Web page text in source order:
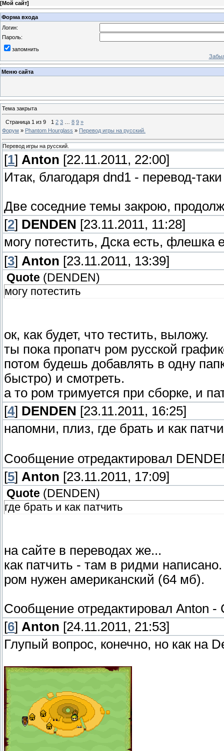
[Мой сайт]
Форма входа
Логин:
Пароль:
запомнить
Меню сайта
Тема закрыта
Страница 1 из 9 1 2 3 8 9 »
Форум » Phantom Hourglass » Перевод игры на русский.
Перевод игры на русский.
[1] Anton [22.11.2011, 22:00]
Итак, благодаря dnd1 - перевод-
Две соседние темы закрою,
[2] DENDEN [23.11.2011, 11:28]
могу потестить, Дска есть,
[3] Anton [23.11.2011, 13:39]
Quote ( DENDEN )
могу потестить
ок, как будет, что тестить, выложу.
ты пока пропатч ром русской
потом будешь добавлять в одну
быстро) и смотреть.
а то ром тримуется при сборке, и
[4] DENDEN [23.11.2011, 16:25]
напомни, плиз, где брать и как
Сообщение отредактировал
[5] Anton [23.11.2011, 17:09]
Quote ( DENDEN )
где брать и как патчить
на сайте в переводах же...
как патчить - там в ридми написано.
ром нужен американский (64 мб).
Сообщение отредактировал Anton -
[6] Anton [24.11.2011, 21:53]
Глупый вопрос, конечно, но как на